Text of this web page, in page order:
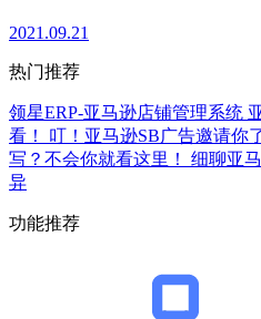
2021.09.21
热门推荐
领星ERP-亚马逊店铺管理系统
看！
叮！亚马逊SB广告邀请你
写？不会你就看这里！
细聊亚
异
功能推荐